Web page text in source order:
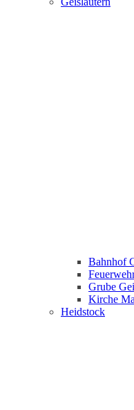
Bahnhof
Grube
Kirche
Heidstock